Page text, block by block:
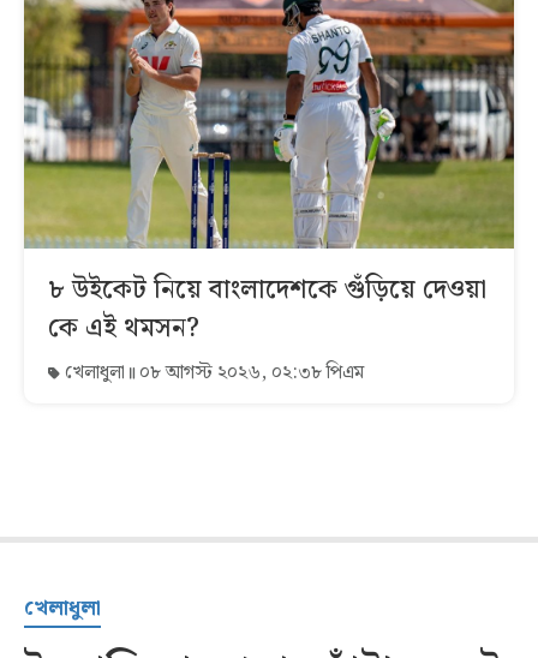
৮ উইকেট নিয়ে বাংলাদেশকে গুঁড়িয়ে দেওয়া
কে এই থমসন?
খেলাধুলা ০৮ আগস্ট ২০২৬, ০২:৩৮ পিএম
খেলাধুলা